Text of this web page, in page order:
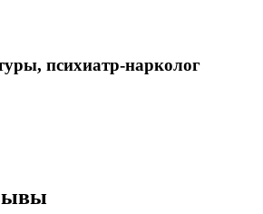
психиатр-нарколог